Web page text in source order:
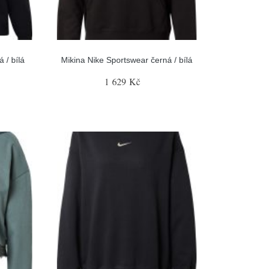
/ bílá Mikina Nike Sportswear černá / bílá
1 629 Kč